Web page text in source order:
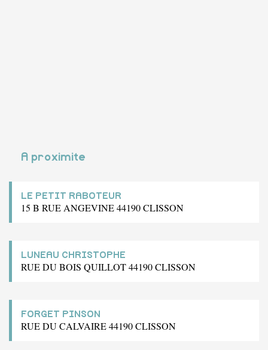
A proximite
LE PETIT RABOTEUR
15 B RUE ANGEVINE 44190 CLISSON
LUNEAU CHRISTOPHE
RUE DU BOIS QUILLOT 44190 CLISSON
FORGET PINSON
RUE DU CALVAIRE 44190 CLISSON